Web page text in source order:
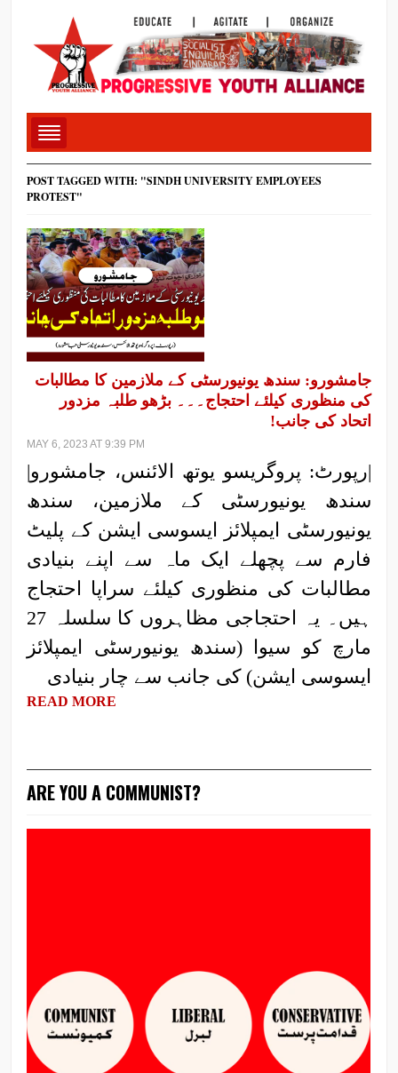
POST TAGGED WITH: "SINDH UNIVERSITY EMPLOYEES
PROTEST"
جامشورو: سندھ یونیورسٹی کے ملازمین کا مطالبات
کی منظوری کیلئے احتجاج۔۔۔ بڑھو طلبہ مزدور
اتحاد کی جانب!
MAY 6, 2023 AT 9:39 PM
|رپورٹ: پروگریسو یوتھ الائنس، جامشورو|
سندھ یونیورسٹی کے ملازمین، سندھ
یونیورسٹی ایمپلائز ایسوسی ایشن کے پلیٹ
فارم سے پچھلے ایک ماہ سے اپنے بنیادی
مطالبات کی منظوری کیلئے سراپا احتجاج
ہیں۔ یہ احتجاجی مظاہروں کا سلسلہ 27
مارچ کو سیوا (سندھ یونیورسٹی ایمپلائز
ایسوسی ایشن) کی جانب سے چار بنیادی
READ MORE
ARE YOU A COMMUNIST?